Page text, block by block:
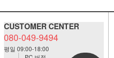
CUSTOMER CENTER
080-049-9494
평일 09:00-18:00